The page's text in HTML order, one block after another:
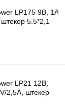
LP175 9В, 1A
5.5*2,1
LP21 12В,
2,5A, штекер